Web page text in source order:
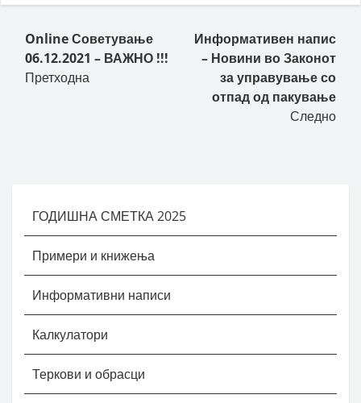
Пост навигација
Online Советување
06.12.2021 – ВАЖНО !!!
Претходна
Информативен напис
– Новини во Законот
за управување со
отпад од пакување
Следно
ГОДИШНА СМЕТКА 2025
Примери и книжења
Информативни написи
Калкулатори
Теркови и обрасци